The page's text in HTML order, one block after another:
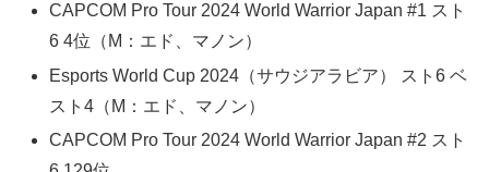
CAPCOM Pro Tour 2024 World Warrior Japan #1 スト
6 4位（M：エド、マノン）
Esports World Cup 2024（サウジアラビア） スト6 ベ
スト4（M：エド、マノン）
CAPCOM Pro Tour 2024 World Warrior Japan #2 スト